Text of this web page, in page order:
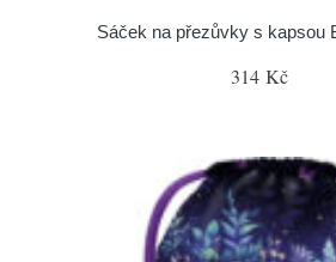
Sáček na přezůvky s kapsou
314 Kč